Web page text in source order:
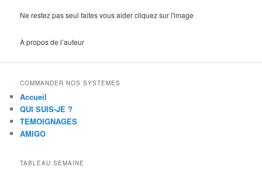
Ne restez pas seul faites vous aider cliquez sur l'image
À propos de l’auteur
COMMANDER NOS SYSTEMES
Accueil
QUI SUIS-JE ?
TEMOIGNAGES
AMIGO
TABLEAU SEMAINE